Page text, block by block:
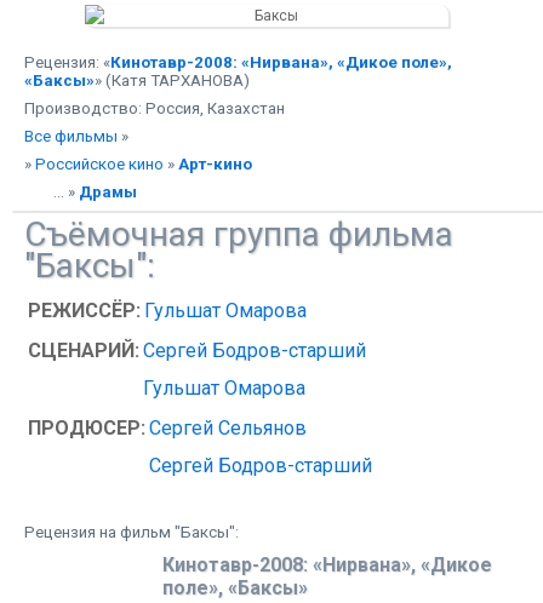
Рецензия: «Кинотавр-2008: «Нирвана», «Дикое поле»,
«Баксы»» (Катя ТАРХАНОВА)
Производство: Россия, Казахстан
Все фильмы »
» Российское кино » Арт-кино
... » Драмы
Съёмочная группа фильма
"Баксы":
РЕЖИССЁР: Гульшат Омарова
СЦЕНАРИЙ: Сергей Бодров-старший
Гульшат Омарова
ПРОДЮСЕР: Сергей Сельянов
Сергей Бодров-старший
Рецензия на фильм "Баксы":
Кинотавр-2008: «Нирвана», «Дикое
поле», «Баксы»